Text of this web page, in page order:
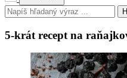
5-krát recept na